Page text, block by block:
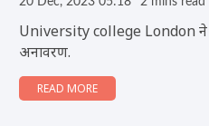
University college London ने
अनावरण.
READ MORE